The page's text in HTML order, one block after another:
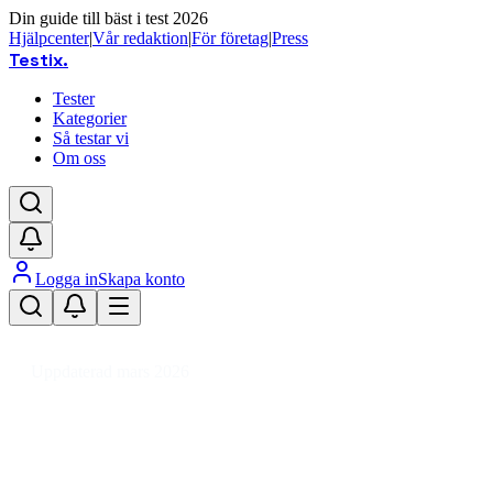
Din guide till bäst i test 2026
Hjälpcenter|Vår redaktion|För företag|Press
Testix.
Tester
Kategorier
Så testar vi
Om oss
Logga inSkapa konto